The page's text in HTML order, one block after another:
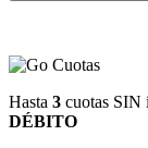
Hasta 3 cuotas SIN
DÉBITO